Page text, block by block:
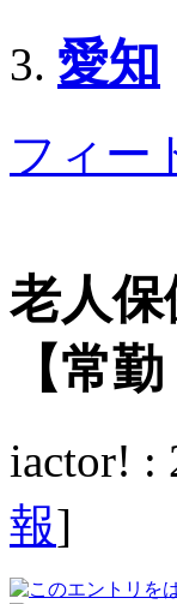
愛知
フィー
老人
【常
iactor! :
報]